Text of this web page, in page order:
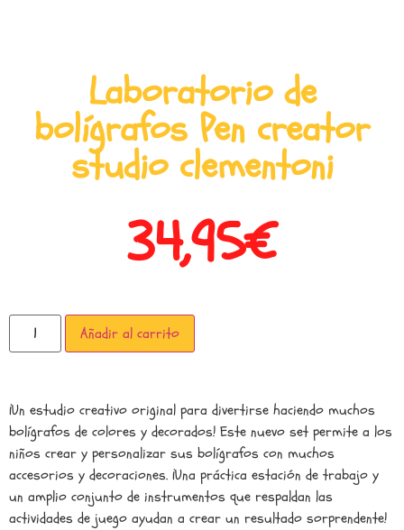
Laboratorio de
bolígrafos Pen creator
studio clementoni
34,95€
Añadir al carrito
¡Un estudio creativo original para divertirse haciendo muchos
bolígrafos de colores y decorados! Este nuevo set permite a los
niños crear y personalizar sus bolígrafos con muchos
accesorios y decoraciones. ¡Una práctica estación de trabajo y
un amplio conjunto de instrumentos que respaldan las
actividades de juego ayudan a crear un resultado sorprendente!